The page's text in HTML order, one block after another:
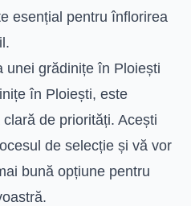
esențial pentru înflorirea
unei grădinițe în Ploiești
în Ploiești, este
de priorități. Acești
de selecție și vă vor
bună opțiune pentru